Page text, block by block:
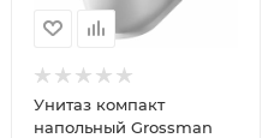
Унитаз компакт
напольный Grossman